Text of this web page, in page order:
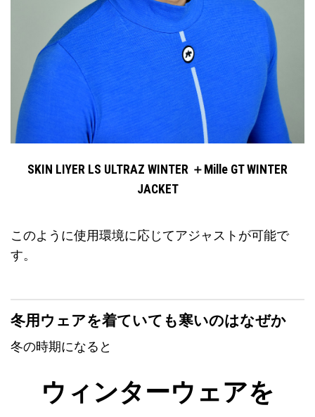
SKIN LIYER LS ULTRAZ WINTER ＋Mille GT WINTER
JACKET
このように使用環境に応じてアジャストが可能で
す。
冬用ウェアを着ていても寒いのはなぜか
冬の時期になると
ウィンターウェアを